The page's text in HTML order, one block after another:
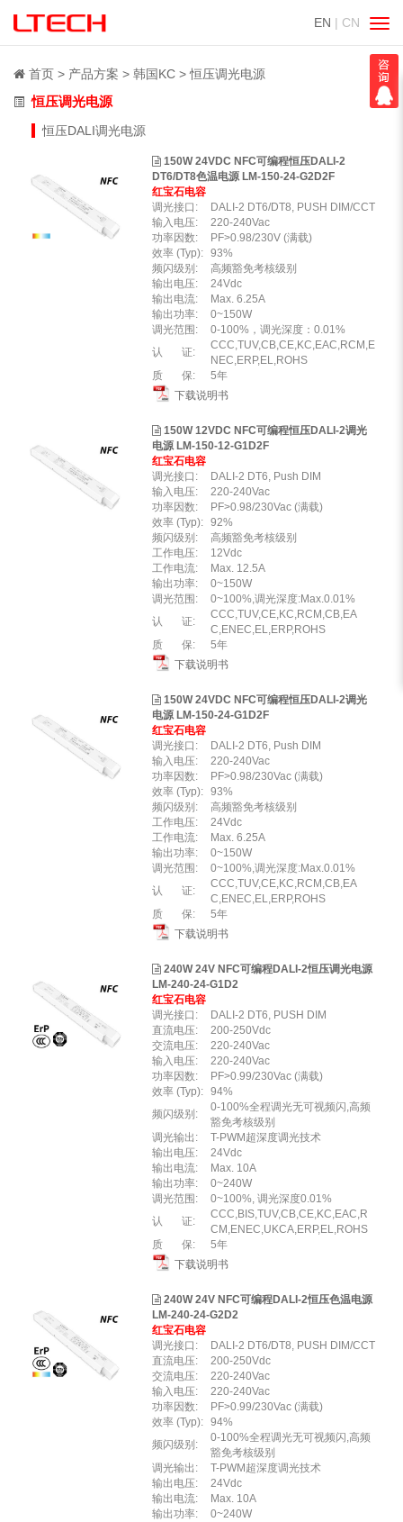
EN | CN
切
换
导
航
首页 产品方案 韩国KC 恒压调光电源
恒压调光电源
恒压DALI调光电源
150W 24VDC NFC可编程恒压DALI-2
DT6/DT8色温电源 LM-150-24-G2D2F
红宝石电容
调光接口:
DALI-2 DT6/DT8, PUSH DIM/CCT
输入电压:
220-240Vac
功率因数:
PF>0.98/230V (满载)
效率 (Typ): 93%
频闪级别:
高频豁免考核级别
输出电压:
24Vdc
输出电流:
Max. 6.25A
输出功率:
0~150W
调光范围:
0-100%，调光深度：0.01%
认 证:
CCC,TUV,CB,CE,KC,EAC,RCM,E
NEC,ERP,EL,ROHS
质 保:
5年
下载说明书
150W 12VDC NFC可编程恒压DALI-2调光
电源 LM-150-12-G1D2F
红宝石电容
调光接口:
DALI-2 DT6, Push DIM
输入电压:
220-240Vac
功率因数:
PF>0.98/230Vac (满载)
效率 (Typ): 92%
频闪级别:
高频豁免考核级别
工作电压:
12Vdc
工作电流:
Max. 12.5A
输出功率:
0~150W
调光范围:
0~100%,调光深度:Max.0.01%
认 证:
CCC,TUV,CE,KC,RCM,CB,EA
C,ENEC,EL,ERP,ROHS
质 保:
5年
下载说明书
150W 24VDC NFC可编程恒压DALI-2调光
电源 LM-150-24-G1D2F
红宝石电容
调光接口:
DALI-2 DT6, Push DIM
输入电压:
220-240Vac
功率因数:
PF>0.98/230Vac (满载)
效率 (Typ): 93%
频闪级别:
高频豁免考核级别
工作电压:
24Vdc
工作电流:
Max. 6.25A
输出功率:
0~150W
调光范围:
0~100%,调光深度:Max.0.01%
认 证:
CCC,TUV,CE,KC,RCM,CB,EA
C,ENEC,EL,ERP,ROHS
质 保:
5年
下载说明书
240W 24V NFC可编程DALI-2恒压调光电源
LM-240-24-G1D2
红宝石电容
调光接口:
DALI-2 DT6, PUSH DIM
直流电压:
200-250Vdc
交流电压:
220-240Vac
输入电压:
220-240Vac
功率因数:
PF>0.99/230Vac (满载)
效率 (Typ): 94%
频闪级别:
0-100%全程调光无可视频闪,高频
豁免考核级别
调光输出:
T-PWM超深度调光技术
输出电压:
24Vdc
输出电流:
Max. 10A
输出功率:
0~240W
调光范围:
0~100%, 调光深度0.01%
认 证:
CCC,BIS,TUV,CB,CE,KC,EAC,R
CM,ENEC,UKCA,ERP,EL,ROHS
质 保:
5年
下载说明书
240W 24V NFC可编程DALI-2恒压色温电源
LM-240-24-G2D2
红宝石电容
调光接口:
DALI-2 DT6/DT8, PUSH DIM/CCT
直流电压:
200-250Vdc
交流电压:
220-240Vac
输入电压:
220-240Vac
功率因数:
PF>0.99/230Vac (满载)
效率 (Typ): 94%
频闪级别:
0-100%全程调光无可视频闪,高频
豁免考核级别
调光输出:
T-PWM超深度调光技术
输出电压:
24Vdc
输出电流:
Max. 10A
输出功率:
0~240W